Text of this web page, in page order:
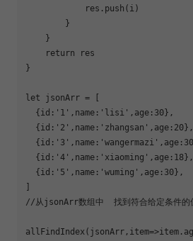
return
let
  {
id : '1' , name : 'lisi' , age : 30
  {
id : '2' , name : 'zhangsan' , age : 20
  {
id : '3' , name : 'wangermazi' , age : 30
  {
id : '4' , name : 'xiaoming' , age : 18
  {
id : '5' , name : 'wuming' , age : 30
//从jsonArr数组中  找到符合给定条件的